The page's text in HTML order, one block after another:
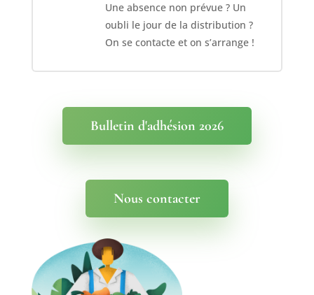
Une absence non prévue ? Un
oubli le jour de la distribution ?
On se contacte et on s’arrange !
Bulletin d'adhésion 2026
Nous contacter